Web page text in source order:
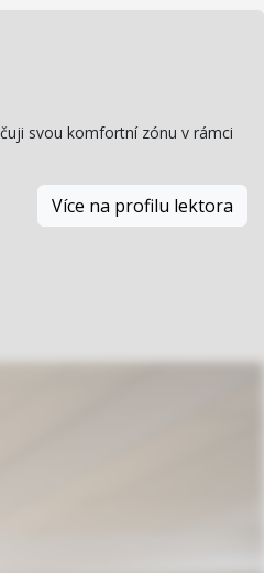
svou komfortní zónu v rámci
Více na profilu lektora